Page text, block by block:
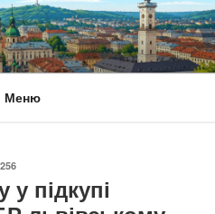
Меню
підкупі